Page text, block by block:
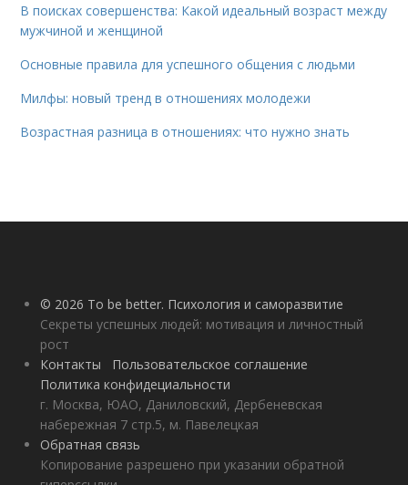
В поисках совершенства: Какой идеальный возраст между
мужчиной и женщиной
Основные правила для успешного общения с людьми
Милфы: новый тренд в отношениях молодежи
Возрастная разница в отношениях: что нужно знать
© 2026 To be better. Психология и саморазвитие
Секреты успешных людей: мотивация и личностный
рост
Контакты
Пользовательское соглашение
Политика конфидециальности
г. Москва, ЮАО, Даниловский, Дербеневская
набережная 7 стр.5, м. Павелецкая
Обратная связь
Копирование разрешено при указании обратной